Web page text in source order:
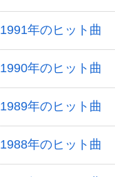
1991年のヒット曲
1990年のヒット曲
1989年のヒット曲
1988年のヒット曲